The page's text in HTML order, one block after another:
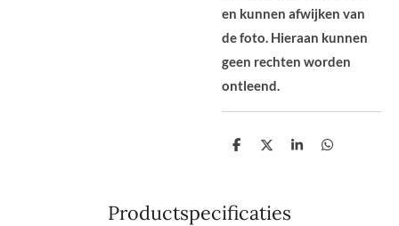
en kunnen afwijken van
de foto. Hieraan kunnen
geen rechten worden
ontleend.
D
n
D
S
D
Productspecificaties